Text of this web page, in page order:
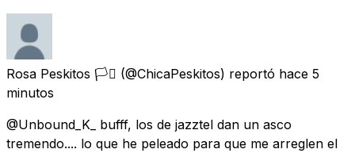
Rosa Peskitos 🏳️‍⚧️ (@ChicaPeskitos) reportó hace 5
minutos
@Unbound_K_ bufff, los de jazztel dan un asco
tremendo.... lo que he peleado para que me arreglen el